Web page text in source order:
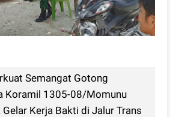
Semangat Gotong
Koramil 1305-08/Momunu
Kerja Bakti di Jalur Trans